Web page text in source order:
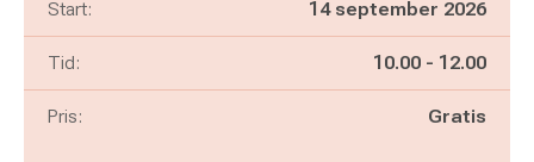
Start: 14 september 2026
Tid: Pågår mellan
10.00 - och
12.00
Pris: Gratis